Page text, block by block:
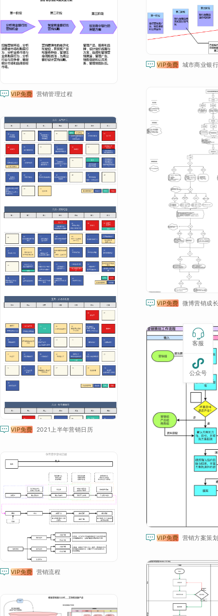
 VIP免费
 VIP免费 营销管理过程
 VIP免费 微博营销成
 VIP免费 2021上半年营销日历
 VIP免费 营销方案策
 VIP免费 营销流程

客服

公众号